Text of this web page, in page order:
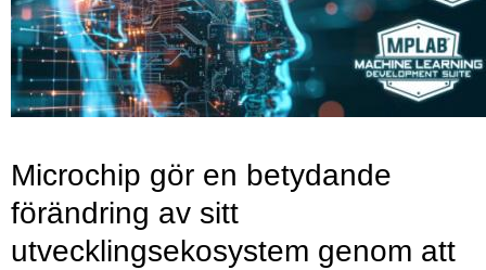
Microchip gör en betydande
förändring av sitt
utvecklingsekosystem genom att